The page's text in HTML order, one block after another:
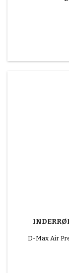
D-Max Air